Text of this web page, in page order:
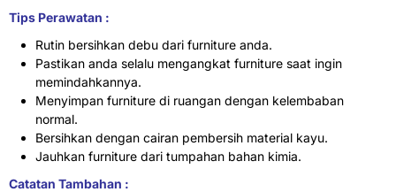
Tips Perawatan :
Rutin bersihkan debu dari furniture anda.
Pastikan anda selalu mengangkat furniture saat ingin
memindahkannya.
Menyimpan furniture di ruangan dengan kelembaban
normal.
Bersihkan dengan cairan pembersih material kayu.
Jauhkan furniture dari tumpahan bahan kimia.
Catatan Tambahan :